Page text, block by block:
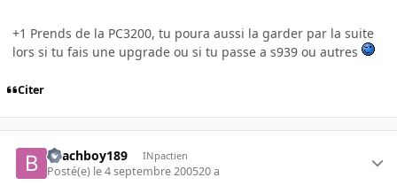
+1 Prends de la PC3200, tu poura aussi la garder par la suite
lors si tu fais une upgrade ou si tu passe a s939 ou autres
Citer
Beachboy189 INpactien
Posté(e) le 4 septembre 200520 a